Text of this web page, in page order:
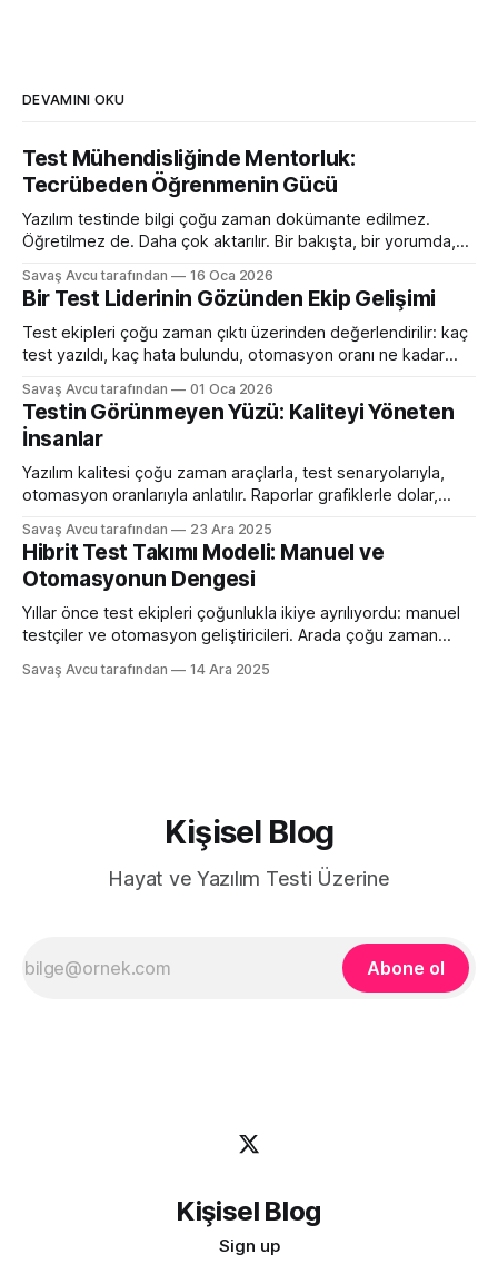
DEVAMINI OKU
Test Mühendisliğinde Mentorluk:
Tecrübeden Öğrenmenin Gücü
Yazılım testinde bilgi çoğu zaman dokümante edilmez.
Öğretilmez de. Daha çok aktarılır. Bir bakışta, bir yorumda,
neden “böyle” ele alındığını anlatan kısa bir sohbette ortaya
çıkar. Bu yüzden test mühendisliğinde mentorluk, resmi bir
süreçten çok, zamanla oluşan bir öğrenme ilişkisi
Savaş Avcu tarafından 16 Oca 2026
Bir Test Liderinin Gözünden Ekip Gelişimi
Test ekipleri çoğu zaman çıktı üzerinden değerlendirilir: kaç
test yazıldı, kaç hata bulundu, otomasyon oranı ne kadar
sessiz ama daha belirleyici bir alanda gerçekleşir. Gerçek
gelişim; insanların düşünme biçiminde, sorumluluk alma
şeklinde ve belirsizlikle başa çıkma reflekslerinde ortaya
çıkar. Test liderliği
Savaş Avcu tarafından 01 Oca 2026
Testin Görünmeyen Yüzü: Kaliteyi Yöneten
İnsanlar
Yazılım kalitesi çoğu zaman araçlarla, test senaryolarıyla,
otomasyon oranlarıyla anlatılır. Raporlar grafiklerle dolar,
Kaliteyi asıl belirleyen şey kullanılan araçlar değil, o araçları
kullanan insanların tutumu ve davranışlarıdır. Aynı teknolojiye,
aynı test setlerine, aynı otomasyon altyapısına sahip iki
takım arasında dramatik kalite
Savaş Avcu tarafından 23 Ara 2025
Hibrit Test Takımı Modeli: Manuel ve
Otomasyonun Dengesi
Yıllar önce test ekipleri çoğunlukla ikiye ayrılıyordu: manuel
testçiler ve otomasyon geliştiricileri. Arada çoğu zaman
modeli terk etti. Çünkü tek yönlü uzmanlık hem ilerlemeyi
Savaş Avcu tarafından 14 Ara 2025
Kişisel Blog
Hayat ve Yazılım Testi Üzerine
Abone ol
Kişisel Blog
Sign up